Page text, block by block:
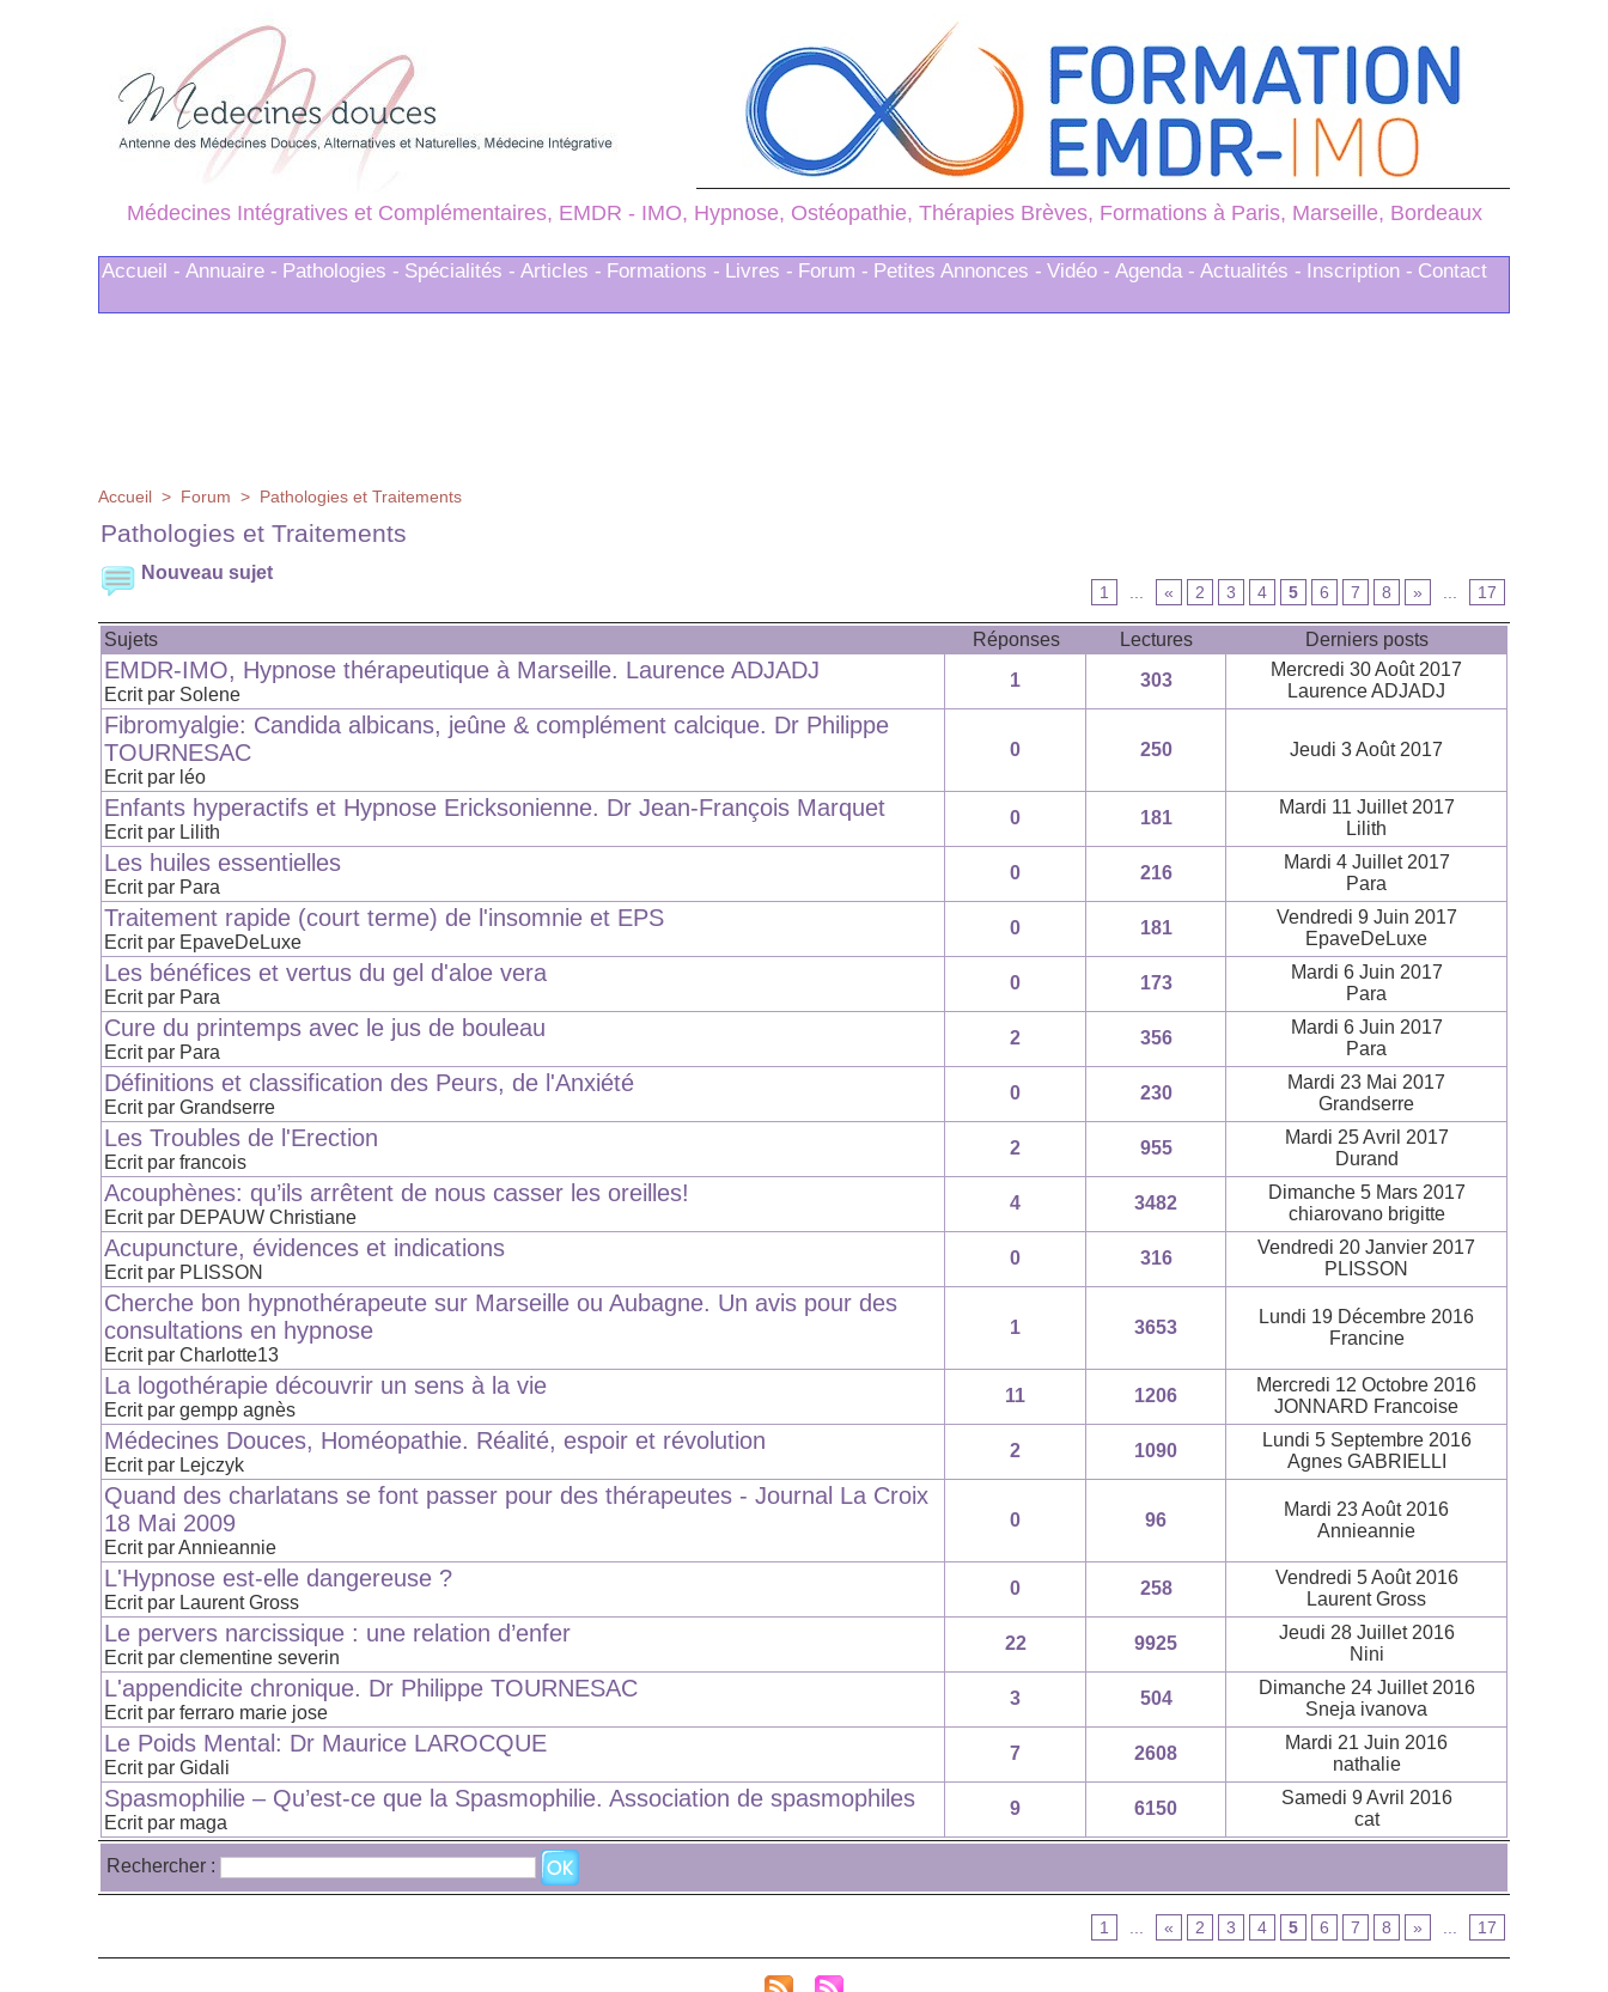
Médecines Intégratives et Complémentaires, EMDR - IMO, Hypnose, Ostéopathie, Thérapies Brèves, Formations à Paris, Marseille, Bordeaux
Accueil - Annuaire - Pathologies - Spécialités - Articles - Formations - Livres - Forum - Petites Annonces - Vidéo - Agenda - Actualités - Inscription - Contact
Accueil > Forum > Pathologies et Traitements
Pathologies et Traitements
Nouveau sujet
1 « 2 3 4 5 6 7 8 » 17
Sujets Réponses Lectures Derniers posts
EMDR-IMO, Hypnose thérapeutique à Marseille. Laurence ADJADJ
Ecrit par Solene
1 303
Mercredi 30 Août 2017
Laurence ADJADJ
Fibromyalgie: Candida albicans, jeûne & complément calcique. Dr Philippe
TOURNESAC
Ecrit par léo
0 250 Jeudi 3 Août 2017
Enfants hyperactifs et Hypnose Ericksonienne. Dr Jean-François Marquet
Ecrit par Lilith
0 181
Mardi 11 Juillet 2017
Lilith
Les huiles essentielles
Ecrit par Para
0 216
Mardi 4 Juillet 2017
Para
Traitement rapide (court terme) de l'insomnie et EPS
Ecrit par EpaveDeLuxe
0 181
Vendredi 9 Juin 2017
EpaveDeLuxe
Les bénéfices et vertus du gel d'aloe vera
Ecrit par Para
0 173
Mardi 6 Juin 2017
Para
Cure du printemps avec le jus de bouleau
Ecrit par Para
2 356
Mardi 6 Juin 2017
Para
Définitions et classification des Peurs, de l'Anxiété
Ecrit par Grandserre
0 230
Mardi 23 Mai 2017
Grandserre
Les Troubles de l'Erection
Ecrit par francois
2 955
Mardi 25 Avril 2017
Durand
Acouphènes: qu’ils arrêtent de nous casser les oreilles!
Ecrit par DEPAUW Christiane
4 3482
Dimanche 5 Mars 2017
chiarovano brigitte
Acupuncture, évidences et indications
Ecrit par PLISSON
0 316
Vendredi 20 Janvier 2017
PLISSON
Cherche bon hypnothérapeute sur Marseille ou Aubagne. Un avis pour des
consultations en hypnose
Ecrit par Charlotte13
1 3653
Lundi 19 Décembre 2016
Francine
La logothérapie découvrir un sens à la vie
Ecrit par gempp agnès
11 1206
Mercredi 12 Octobre 2016
JONNARD Francoise
Médecines Douces, Homéopathie. Réalité, espoir et révolution
Ecrit par Lejczyk
2 1090
Lundi 5 Septembre 2016
Agnes GABRIELLI
Quand des charlatans se font passer pour des thérapeutes - Journal La Croix
18 Mai 2009
Ecrit par Annieannie
0 96
Mardi 23 Août 2016
Annieannie
L'Hypnose est-elle dangereuse ?
Ecrit par Laurent Gross
0 258
Vendredi 5 Août 2016
Laurent Gross
Le pervers narcissique : une relation d’enfer
Ecrit par clementine severin
22 9925
Jeudi 28 Juillet 2016
Nini
L'appendicite chronique. Dr Philippe TOURNESAC
Ecrit par ferraro marie jose
3 504
Dimanche 24 Juillet 2016
Sneja ivanova
Le Poids Mental: Dr Maurice LAROCQUE
Ecrit par Gidali
7 2608
Mardi 21 Juin 2016
nathalie
Spasmophilie – Qu’est-ce que la Spasmophilie. Association de spasmophiles
Ecrit par maga
9 6150
Samedi 9 Avril 2016
cat
Rechercher :
1 « 2 3 4 5 6 7 8 » 17